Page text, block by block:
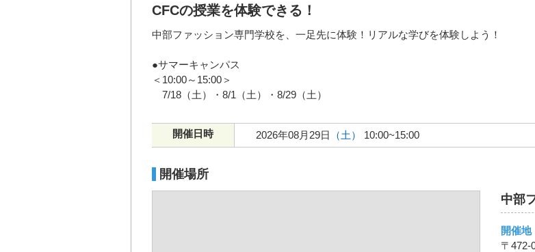
CFCの授業を体験できる！
中部ファッション専門学校を、一足先に体験！リアルな学びを体験しよう！
●サマーキャンパス
＜10:00～15:00＞
7/18（土）・8/1（土）・8/29（土）
開催日時 2026年08月29日 （土） 10:00~15:00
開催場所
中部
開催地
〒472-